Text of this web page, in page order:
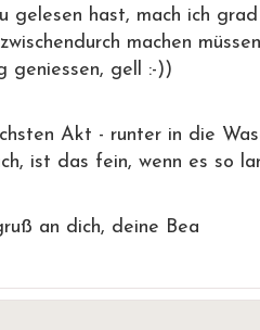
gelesen hast, mach ich
machen
geniessen, gell :-))
Akt - runter in die
ist das fein, wenn es so
an dich, deine Bea